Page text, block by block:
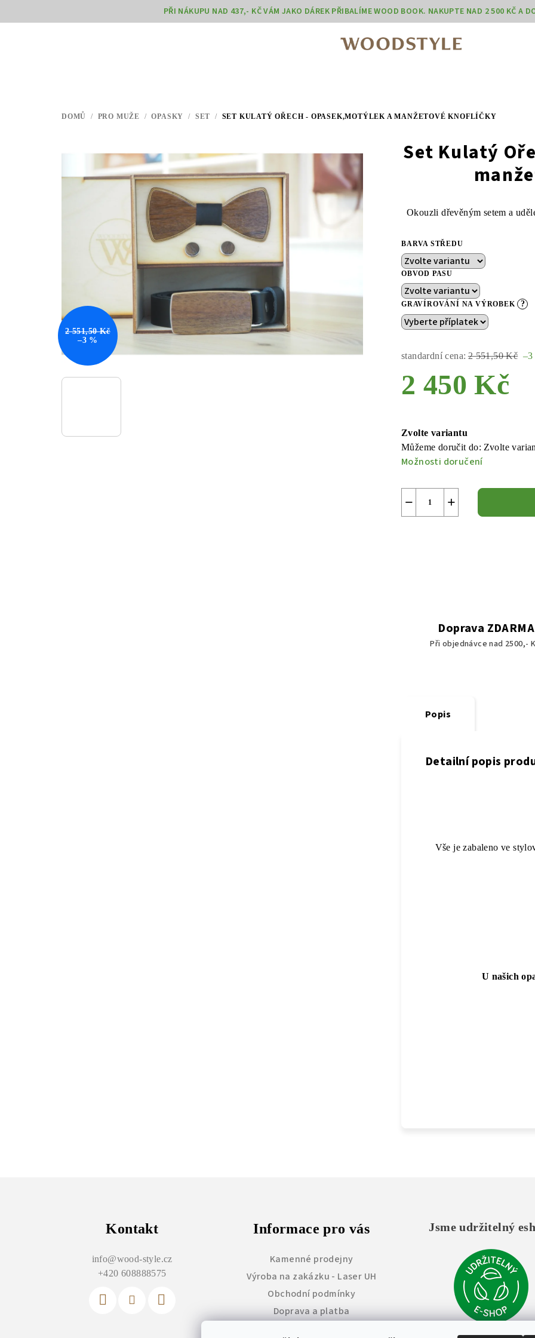
na
PŘI NÁKUPU NAD 437,- KČ VÁM JAKO DÁREK PŘIBALÍME WOOD BOOK. NAKUPTE NAD 2 500 KČ A
DOMŮ / PRO MUŽE / OPASKY / SET / SET KULATÝ OŘECH - OPASEK,MOTÝLEK A MANŽETOVÉ KNOFLÍČKY
Set Kulatý
Okouzli dřevěným setem a
BARVA STŘEDU
OBVOD PASU
GRAVÍROVÁNÍ NA VÝROBEK ?
standardní cena: 2 551,50 Kč –3
2 450 Kč
cena:
Zvolte variantu
Můžeme doručit do: Zvolte
Možnosti doručení
+
−
2 551,50 Kč
–3 %
Doprava ZDARMA
Při objednávce nad 2500,-
Popis
Detailní popis
Vše je zabaleno ve
U našich
Kontakt
info@wood-style.cz
+420 608888575
Informace pro vás
Kamenné prodejny
Výroba na zakázku - Laser UH
Obchodní podmínky
Doprava a platba
Jsme udržitelný